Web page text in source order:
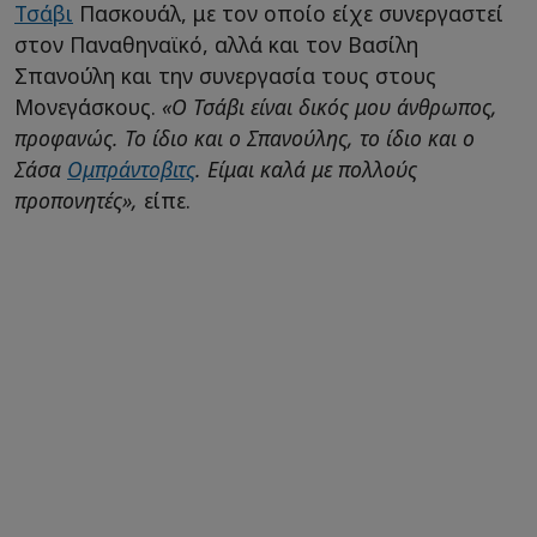
Τσάβι Πασκουάλ, με τον οποίο είχε συνεργαστεί
στον Παναθηναϊκό, αλλά και τον Βασίλη
Σπανούλη και την συνεργασία τους στους
Μονεγάσκους. «Ο Τσάβι είναι δικός μου άνθρωπος,
προφανώς. Το ίδιο και ο Σπανούλης, το ίδιο και ο
Σάσα Ομπράντοβιτς. Είμαι καλά με πολλούς
προπονητές», είπε.